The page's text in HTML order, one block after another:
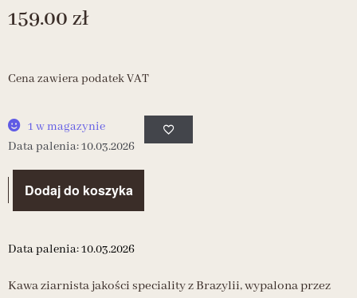
159.00 zł
Cena zawiera podatek VAT
1 w magazynie
Data palenia: 10.03.2026
Dodaj do koszyka
Data palenia: 10.03.2026
Kawa ziarnista jakości speciality z Brazylii, wypalona przez